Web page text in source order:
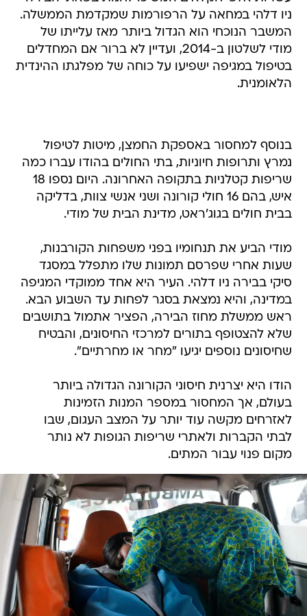
ניו דלהי במחאה על הרפורמות שמקדמת הממשלה.
המשבר הנוכחי הוא הגדול ביותר מאז עלייתו של
מודי לשלטון ב-2014, ועדיין לא ברור אם המחדלים
בטיפול במגיפה ישפיעו על כוחה של מפלגתו ההינדית
הלאומנית.
בנוסף למחסור באספקת החמצן, מיטות לטיפול
נמרץ ותרופות חיוניות, בתי החולים בהודו עברו כמה
שריפות קטלניות בתקופה האחרונה. היום נספו 18
איש, בהם 16 חולי קורונה ושני אנשי צוות, בדליקה
בבית חולים בגוג'ראט, מדינת הבית של מודי.
מודי הביע את תנחומיו בפני משפחות הקורבנות,
שעות אחרי שפרסם תמונות שלו מתפלל במסגד
סיקי בבירה ניו דלהי. העיר היא אחד ממוקדי המגיפה
במדינה, והיא נמצאת בסגר לפחות עד השבוע הבא.
ראש ממשלת מחוז הבירה, הפציר אתמול בתושבים
שלא להצטופף בתורים למרכזי החיסונים, והבטיח
שחיסונים נוספים יגיעו "מחר או מחרתיים".
הודו היא יצרנית חיסוני הקורונה הגדולה ביותר
בעולם, אך המחסור במספר המנות הזמינות
לאזרחים מקשה עוד יותר על המצב העגום, שבו
לבתי הקברות ולאתרי שריפות הגופות לא נותר
מקום פנוי עבור המתים.